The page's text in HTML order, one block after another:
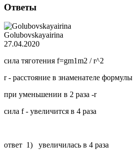
Ответы
Golubovskayairina
27.04.2020
сила тяготения f=gm1m2 / r^2
r - расстояние в знаменателе формулы
при уменьшении в 2 раза -r
сила f - увеличится в 4 раза
ответ 1) увеличилась в 4 раза